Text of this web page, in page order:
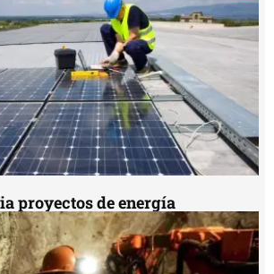
proyectos de energía